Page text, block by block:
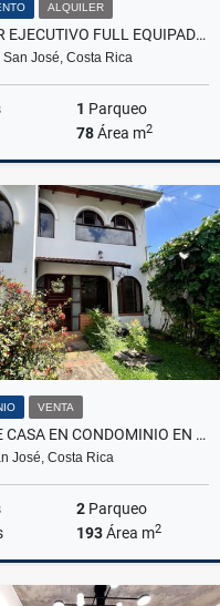
ALQUILER
ALQUILER EJECUTIVO FULL EQUIPADO MONTE ALTO
José, Costa Rica
1 Parqueo
78Área m2
Alquiler
US$1,700
VENTA
VENTA DE CASA EN CONDOMINIO EN SAN RAFAEL DE ESCAZÚ CON INQUILINO
José, Costa Rica
2 Parqueo
193Área m2
Venta